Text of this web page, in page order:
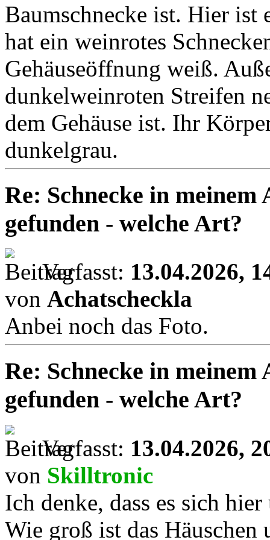
Baumschnecke ist. Hier ist
hat ein weinrotes
Gehäuseöffnung weiß.
dunkelweinroten Streifen
dem Gehäuse ist. Ihr
dunkelgrau.
Re: Schnecke in
gefunden - welche Art?
Verfasst: 13.04.2026,
von Achatscheckla
Anbei noch das Foto.
Re: Schnecke in
gefunden - welche Art?
Verfasst: 13.04.2026,
von Skilltronic
Ich denke, dass es sich
Wie groß ist das Häuschen